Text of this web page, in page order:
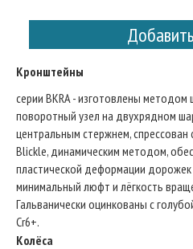
Кронштейны
серии BKRA - изготовлены
поворотный узел на двухрядном
центральным стержнем,
Blickle, динамическим методом,
пластической деформации
минимальный люфт и лёгкость
Гальванически оцинкованы с
Cr6+.
Колёса